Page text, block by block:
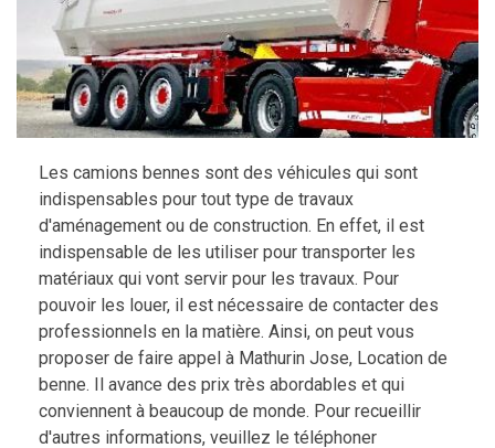
Les camions bennes sont des véhicules qui sont
indispensables pour tout type de travaux
d'aménagement ou de construction. En effet, il est
indispensable de les utiliser pour transporter les
matériaux qui vont servir pour les travaux. Pour
pouvoir les louer, il est nécessaire de contacter des
professionnels en la matière. Ainsi, on peut vous
proposer de faire appel à Mathurin Jose, Location de
benne. Il avance des prix très abordables et qui
conviennent à beaucoup de monde. Pour recueillir
d'autres informations, veuillez le téléphoner